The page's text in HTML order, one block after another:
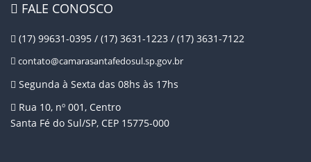
FALE CONOSCO
(17) 99631-0395 / (17) 3631-1223 / (17) 3631-7122
contato@camarasantafedosul.sp.gov.br
Segunda à Sexta das 08hs às 17hs
Rua 10, nº 001, Centro
Santa Fé do Sul/SP, CEP 15775-000